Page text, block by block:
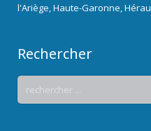
l'Ariège, Haute-Garonne,
Rechercher